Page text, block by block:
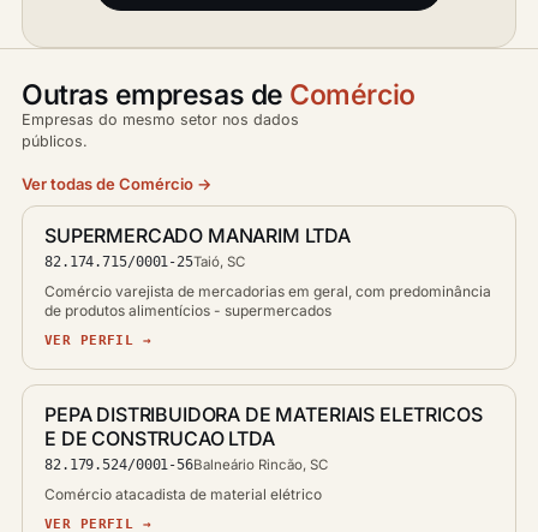
Outras empresas de Comércio
Empresas do mesmo setor nos dados
públicos.
Ver todas de Comércio →
SUPERMERCADO MANARIM LTDA
82.174.715/0001-25Taió, SC
Comércio varejista de mercadorias em geral, com predominância
de produtos alimentícios - supermercados
VER PERFIL →
PEPA DISTRIBUIDORA DE MATERIAIS ELETRICOS
E DE CONSTRUCAO LTDA
82.179.524/0001-56Balneário Rincão, SC
Comércio atacadista de material elétrico
VER PERFIL →